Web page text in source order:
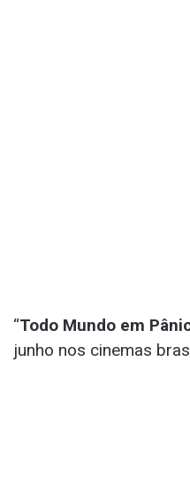
“Todo Mundo em
junho nos cinemas